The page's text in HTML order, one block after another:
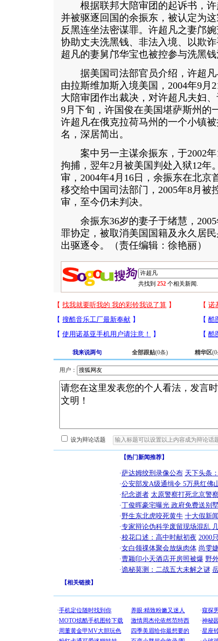
根据联邦大陪审团的起诉书，许
并被驱逐回国的余振东，被认定为
反黑连坐法密谋罪。许超凡之妻邝
协助丈夫洗黑钱、非法入境、以欺
超凡的妻舅邝华宝也被控参与洗黑
据美国司法部官员介绍，许超凡
由拉斯维加斯入境美国，2004年9月
大陪审团作出裁决，对许超凡夫妇
9月下旬，许国俊在美国堪萨斯州的
许超凡在俄克拉荷马州的一个小镇
名，深居简出。
案中另一主谋余振东，于2002年
拘捕，翌年2月被美国判处入狱12年
审，2004年4月16日，余振东在北京
移交给中国司法部门，2005年8月被
审，至今仍未判决。
余振东36岁的妻子于绪慧，2005
罪协定，被取消美国国籍及永久居
出驱逐令。（责任编辑：徐艳丽）
共找到 252 个相关新闻.
我来说两句 全部跟贴(0条) 精华区(0
用户：
设为辩论话题
【热门新闻推荐】
·萨达姆绞刑录像公布 天下头条
·公安部发A级通缉令 5万悬红佛
·纪念逝者 太原警察打死北京警
·丁俊晖豪宅曝光 政府免费送别
·野生东北虎咬死黄牛 十大假新
·专家辩论伪科学废留现场混乱
·校花口述：高中时献初夜 2000
·女白领祼体聚会放纵肉体 尚雯
·曹颖印小天酒店开房照被爆 野
·诡秘莫测：二战五大未解之谜
【相关链接】
[圣诞节]